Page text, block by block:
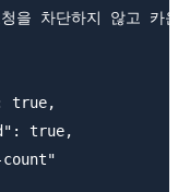
을 차단하지 않고 카
true,
true,